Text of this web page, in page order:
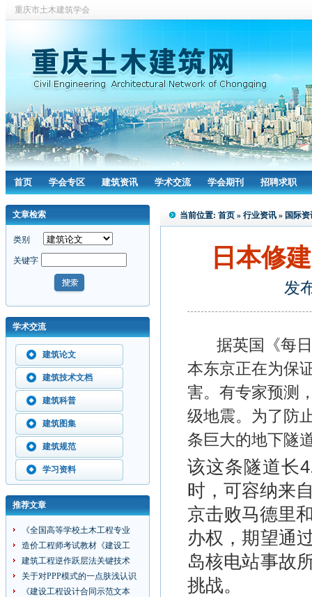
重庆市土木建筑学会
首页 学会专区 建筑资讯 学术交流 学会期刊 招聘求职
文章检索
类别
关键字
学术交流
建筑论文
建筑技术文档
建筑科普
建筑图集
建筑规范
学习资料
推荐文章
《全国高等学校土木工程专业
造价工程师考试教材《建设工
建筑工程逆作跃层法关键技术
关于对PPP模式的一点肤浅认识
《建设工程设计合同示范文本
当前位置: 首页 » 行业资讯 » 国际资
日本修
发
据英国《每
本东京正在为保
害。有专家预测
级地震。为了防
条巨大的地下隧
该这条隧道长
时，可容纳来
京击败马德里
办权，期望通
岛核电站事故
挑战。